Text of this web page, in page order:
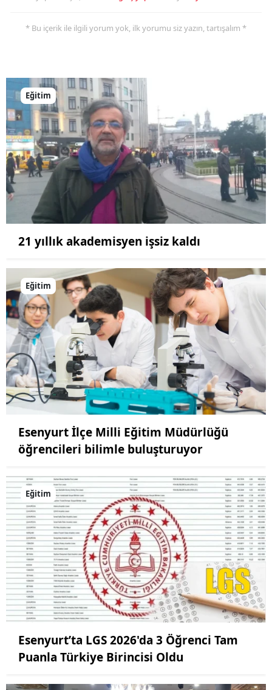
* Bu içerik ile ilgili yorum yok, ilk yorumu siz yazın, tartışalım *
Eğitim
21 yıllık akademisyen işsiz kaldı
Eğitim
Esenyurt İlçe Milli Eğitim Müdürlüğü
öğrencileri bilimle buluşturuyor
Eğitim
Esenyurt’ta LGS 2026'da 3 Öğrenci Tam
Puanla Türkiye Birincisi Oldu